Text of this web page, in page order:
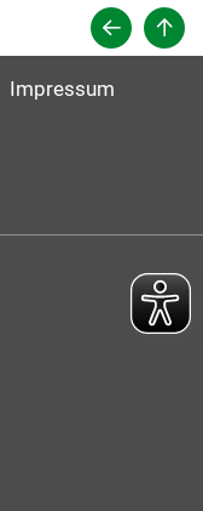
Impressum